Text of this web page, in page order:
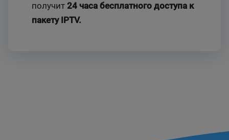
получит24 часа бесплатного доступа к
пакету IPTV.